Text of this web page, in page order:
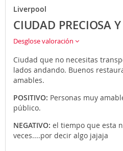
Liverpool
CIUDAD PRECIOSA
Desglose valoración
Ciudad que no necesitas
lados andando. Buenos
amables.
POSITIVO: Personas muy
público.
NEGATIVO: el tiempo que esta
veces....por decir algo jajaja